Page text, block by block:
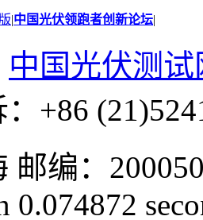
|中国光伏领跑者创新论坛|
中国光伏测试
+86
邮编：
0.074872